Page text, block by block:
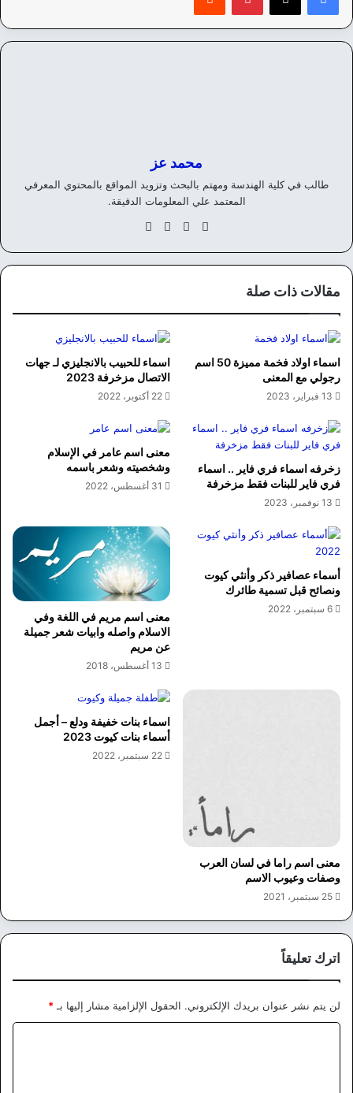
محمد عز
طالب في كلية الهندسة ومهتم بالبحث وتزويد المواقع بالمحتوي المعرفي
المعتمد علي المعلومات الدقيقة.
موق
الوي
في
وك
‫X
ام
مقالات ذات صلة
اسماء اولاد فخمة مميزة 50 اسم
رجولي مع المعنى
13 فبراير، 2023
اسماء للحبيب بالانجليزي لـ جهات
الاتصال مزخرفة 2023
22 أكتوبر، 2022
زخرفه اسماء فري فاير .. اسماء
فري فاير للبنات فقط مزخرفة
13 نوفمبر، 2023
معنى اسم عامر في الإسلام
وشخصيته وشعر باسمه
31 أغسطس، 2022
أسماء عصافير ذكر وأنثي كيوت
ونصائح قبل تسمية طائرك
6 سبتمبر، 2022
معنى اسم مريم في اللغة وفي
الاسلام واصله وابيات شعر جميلة
عن مريم
13 أغسطس، 2018
معنى اسم راما في لسان العرب
وصفات وعيوب الاسم
25 سبتمبر، 2021
اسماء بنات خفيفة ودلع – أجمل
أسماء بنات كيوت 2023
22 سبتمبر، 2022
اترك تعليقاً
لن يتم نشر عنوان بريدك الإلكتروني. الحقول الإلزامية مشار إليها بـ *